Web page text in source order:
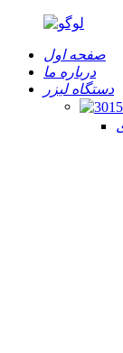
صفحه اول
درباره ما
دستگاه لیزر